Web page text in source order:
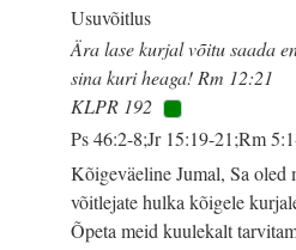
Usuvõitlus
Ära lase kurjal võitu saada
sina kuri heaga! Rm 12:21
KLPR 192
Ps 46:2-8;Jr 15:19-21;Rm
Kõigeväeline Jumal, Sa oled
võitlejate hulka kõigele
Õpeta meid kuulekalt